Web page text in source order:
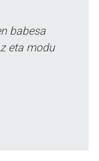
babesa
eta modu